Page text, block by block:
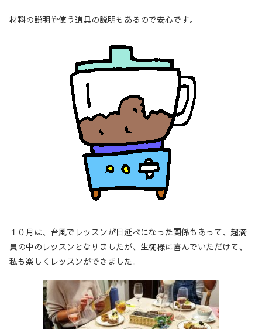
材料の説明や使う道具の説明もあるので安心です。
１０月は、台風でレッスンが日延べになった関係もあって、超満
員の中のレッスンとなりましたが、生徒様に喜んでいただけて、
私も楽しくレッスンができました。